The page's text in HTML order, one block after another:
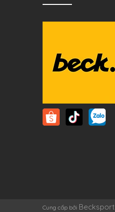
Cung cấp bởi Becksport